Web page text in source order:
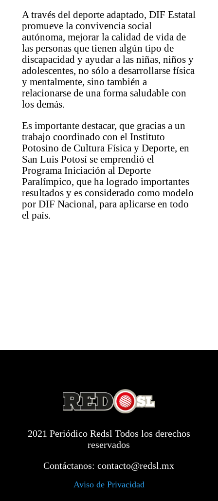
A través del deporte adaptado, DIF Estatal
promueve la convivencia social
autónoma, mejorar la calidad de vida de
las personas que tienen algún tipo de
discapacidad y ayudar a las niñas, niños y
adolescentes, no sólo a desarrollarse física
y mentalmente, sino también a
relacionarse de una forma saludable con
los demás.
Es importante destacar, que gracias a un
trabajo coordinado con el Instituto
Potosino de Cultura Física y Deporte, en
San Luis Potosí se emprendió el
Programa Iniciación al Deporte
Paralímpico, que ha logrado importantes
resultados y es considerado como modelo
por DIF Nacional, para aplicarse en todo
el país.
2021 Periódico Redsl Todos los derechos
reservados
Contáctanos:contacto@redsl.mx
Aviso de Privacidad